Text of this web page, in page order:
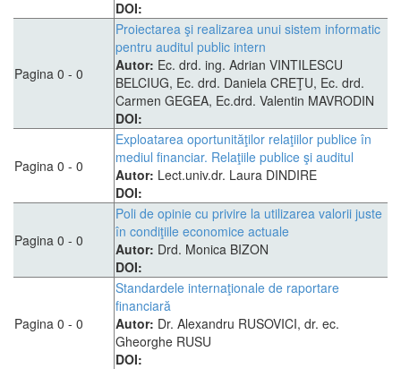
DOI:
Pagina 0 - 0
Proiectarea şi realizarea unui sistem informatic
pentru auditul public intern
Autor: Ec. drd. ing. Adrian VINTILESCU
BELCIUG, Ec. drd. Daniela CREŢU, Ec. drd.
Carmen GEGEA, Ec.drd. Valentin MAVRODIN
DOI:
Pagina 0 - 0
Exploatarea oportunităţilor relaţiilor publice în
mediul financiar. Relaţiile publice şi auditul
Autor: Lect.univ.dr. Laura DINDIRE
DOI:
Pagina 0 - 0
Poli de opinie cu privire la utilizarea valorii juste
în condiţiile economice actuale
Autor: Drd. Monica BIZON
DOI:
Pagina 0 - 0
Standardele internaţionale de raportare
financiară
Autor: Dr. Alexandru RUSOVICI, dr. ec.
Gheorghe RUSU
DOI: